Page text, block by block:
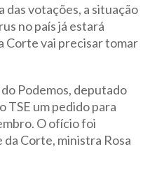
das votações, a situação
no país já estará
Corte vai precisar tomar
Podemos, deputado
TSE um pedido para
O ofício foi
Corte, ministra Rosa